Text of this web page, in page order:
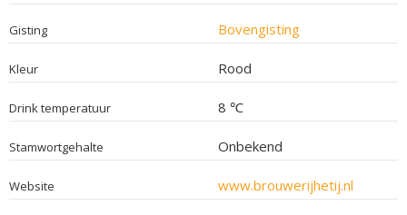
Gisting Bovengisting
Kleur Rood
Drink temperatuur 8 ℃
Stamwortgehalte Onbekend
Website www.brouwerijhetij.nl